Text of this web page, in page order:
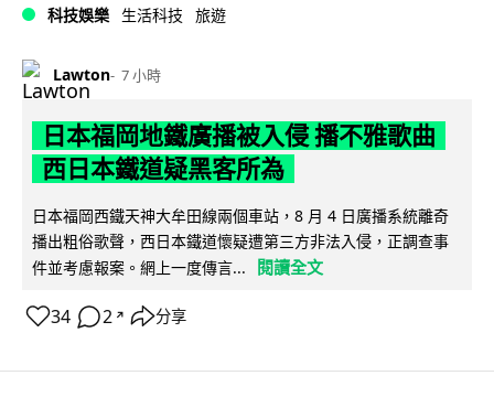
科技娛樂 生活科技 旅遊
Lawton 7 小時
日本福岡地鐵廣播被入侵 播不雅歌曲
西日本鐵道疑黑客所為
日本福岡西鐵天神大牟田線兩個車站，8 月 4 日廣播系統離奇
播出粗俗歌聲，西日本鐵道懷疑遭第三方非法入侵，正調查事
件並考慮報案。網上一度傳言...
閱讀全文
34 2 ↗ 分享